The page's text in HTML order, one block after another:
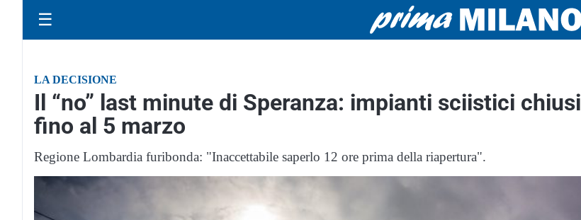
☰
LA DECISIONE
Il “no” last minute di Speranza: impianti sciistici chiusi
fino al 5 marzo
Regione Lombardia furibonda: "Inaccettabile saperlo 12 ore prima della riapertura".